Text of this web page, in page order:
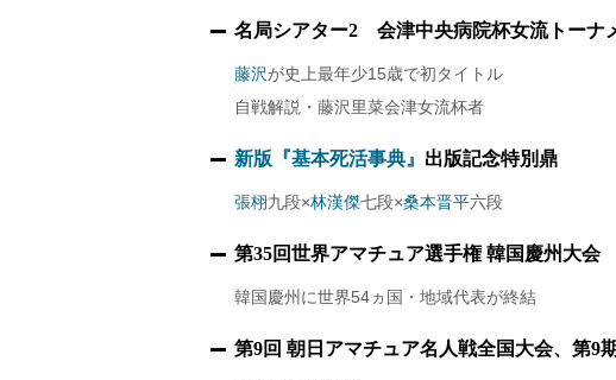
名局シアター2 会津中央病院杯女流トーナ
藤沢が史上最年少15歳で初タイトル
自戦解説・藤沢里菜会津女流杯者
新版『基本死活事典』 出版記念特別鼎
張栩九段×林漢傑七段×桑本晋平六段
第35回世界アマチュア選手権 韓国慶州大会
韓国慶州に世界54ヵ国・地域代表が終結
第9回 朝日アマチュア名人戦全国大会、第9